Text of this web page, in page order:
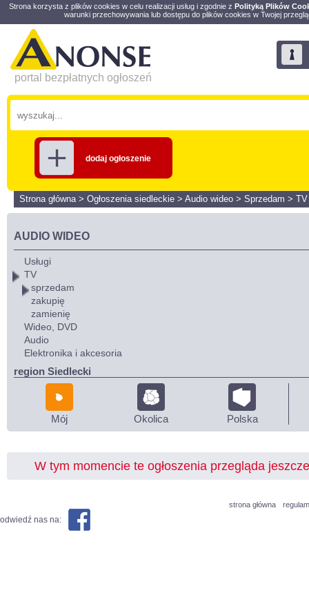
Strona korzysta z plików cookies w celu realizacji usług i zgodnie z Polityką Plików
warunki przechowywania lub dostępu do plików cookies w Twojej
portal bezpłatnych ogłoszeń
dodaj ogłoszenie
Strona główna> Ogłoszenia siedleckie > Audio wideo > Sprzedam > TV
AUDIO WIDEO
Usługi
TV
sprzedam
zakupię
zamienię
Wideo, DVD
Audio
Elektronika i akcesoria
region Siedlecki
Mój Okolica Polska
W tym momencie te ogłoszenia przegląda
strona główna
odwiedź nas na: